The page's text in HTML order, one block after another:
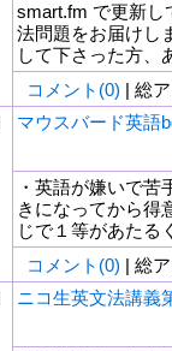
smart.fm で更新し
法問題をお届けし
して下さった方、
コメント(0) | 総
マウスバード英語
・英語が嫌いで
きになってから得
じで１等があたる
コメント(0) | 総
ニコ生英文法講義